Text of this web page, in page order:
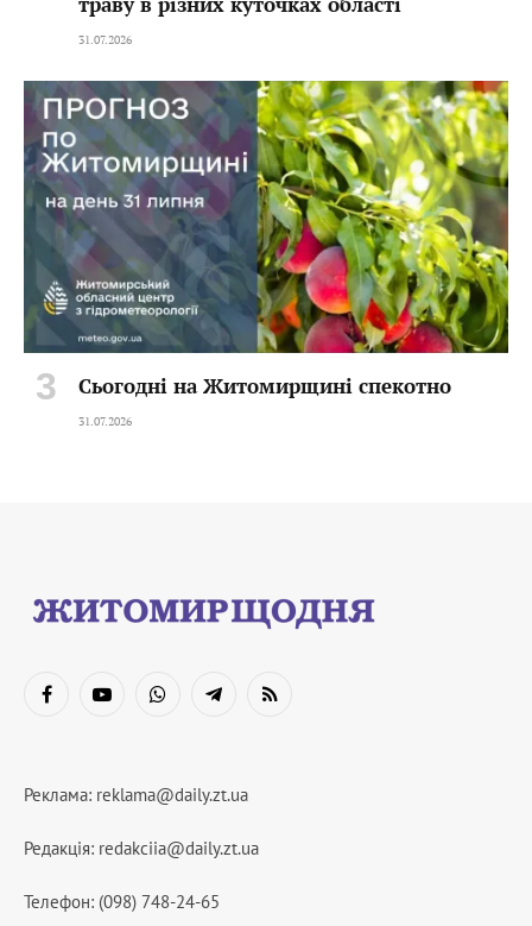
31.07.2026
Сьогодні на Житомирщині спекотно
31.07.2026
FacebookYouTubeWhatsAppTelegramRSS
Реклама: reklama@daily.zt.ua
Редакція: redakciia@daily.zt.ua
Телефон: (098) 748-24-65